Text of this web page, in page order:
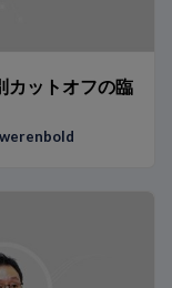
カットオフの臨